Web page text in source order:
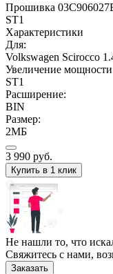
Прошивка
ST1
Характеристики
Для:
Volkswagen Scirocco
Увеличение
ST1
Расширение:
BIN
Размер:
2МБ
3 990 руб.
Купить в 1 клик
Не нашли то, что
Свяжитесь с нами,
Заказать